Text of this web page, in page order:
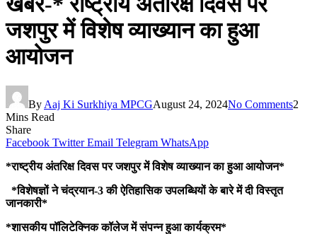
जशपुर में विशेष व्याख्यान का हुआ
आयोजन
By Aaj Ki Surkhiya MPCGAugust 24, 2024No Comments2
Mins Read
Share
Facebook Twitter Email Telegram WhatsApp
*राष्ट्रीय अंतरिक्ष दिवस पर जशपुर में विशेष व्याख्यान का हुआ आयोजन*
*विशेषज्ञों ने चंद्रयान-3 की ऐतिहासिक उपलब्धियों के बारे में दी विस्तृत
जानकारी*
*शासकीय पॉलिटेक्निक कॉलेज में संपन्न हुआ कार्यक्रम*